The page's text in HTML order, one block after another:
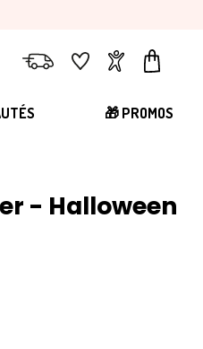
LivraisonFavorisComptePanier
🎁 PROMOS
- Halloween